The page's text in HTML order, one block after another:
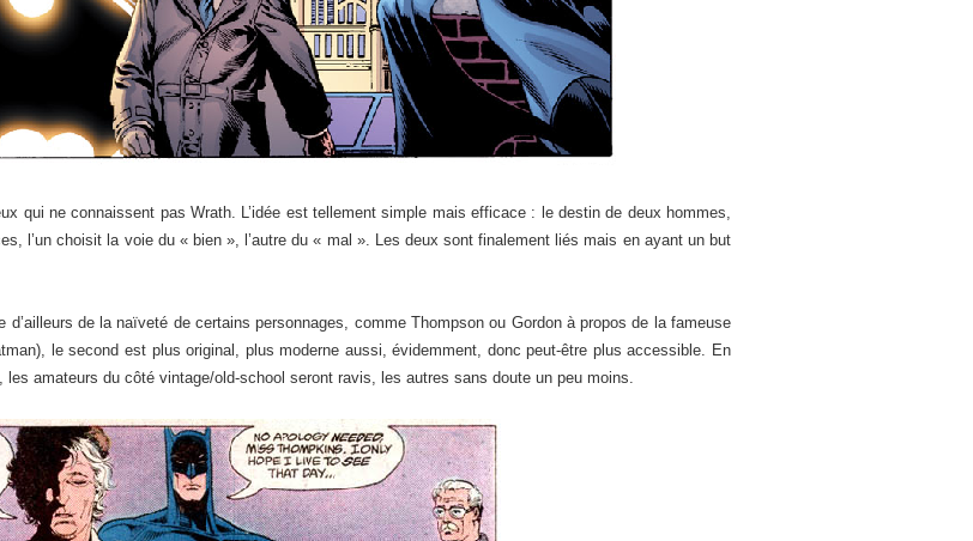
qui ne connaissent pas Wrath. L’idée est tellement simple mais efficace : le destin de deux hommes,
l’un choisit la voie du « bien », l’autre du « mal ». Les deux sont finalement liés mais en ayant un but
de la naïveté de certains personnages, comme Thompson ou Gordon à propos de la fameuse
le second est plus original, plus moderne aussi, évidemment, donc peut-être plus accessible. En
amateurs du côté vintage/old-school seront ravis, les autres sans doute un peu moins.